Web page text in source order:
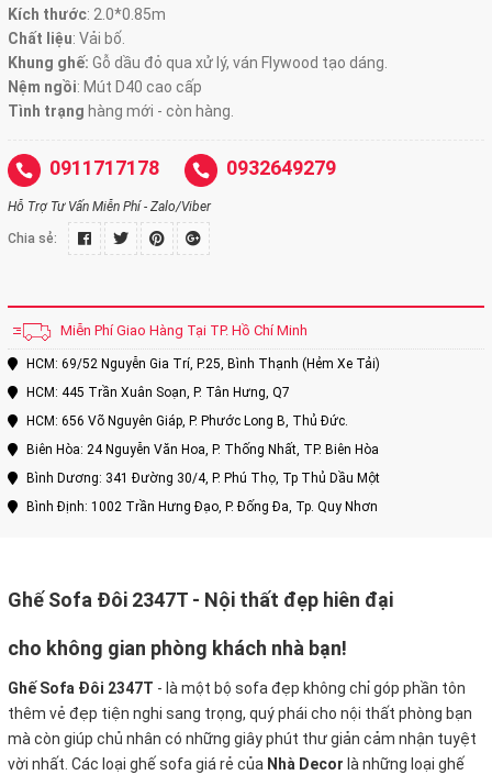
Kích thước: 2.0*0.85m
Chất liệu: Vải bố.
Khung ghế: Gỗ dầu đỏ qua xử lý, ván Flywood tạo dáng.
Nệm ngồi: Mút D40 cao cấp
Tình trạng hàng mới - còn hàng.
0911717178 0932649279
Hỗ Trợ Tư Vấn Miễn Phí - Zalo/Viber
Chia sẻ:
Miễn Phí Giao Hàng Tại TP. Hồ Chí Minh
HCM: 69/52 Nguyễn Gia Trí, P.25, Bình Thạnh (Hẻm Xe Tải)
HCM: 445 Trần Xuân Soạn, P. Tân Hưng, Q7
HCM: 656 Võ Nguyên Giáp, P. Phước Long B, Thủ Đức.
Biên Hòa: 24 Nguyễn Văn Hoa, P. Thống Nhất, TP. Biên Hòa
Bình Dương: 341 Đường 30/4, P. Phú Thọ, Tp Thủ Dầu Một
Bình Định: 1002 Trần Hưng Đạo, P. Đống Đa, Tp. Quy Nhơn
Ghế Sofa Đôi 2347T - Nội thất đẹp hiên đại
cho không gian phòng khách nhà bạn!
Ghế Sofa Đôi 2347T - là một bộ sofa đẹp không chỉ góp phần tôn
thêm vẻ đẹp tiện nghi sang trọng, quý phái cho nội thất phòng bạn
mà còn giúp chủ nhân có những giây phút thư giản cảm nhận tuyệt
vời nhất. Các loại ghế sofa giá rẻ của Nhà Decor là những loại ghế